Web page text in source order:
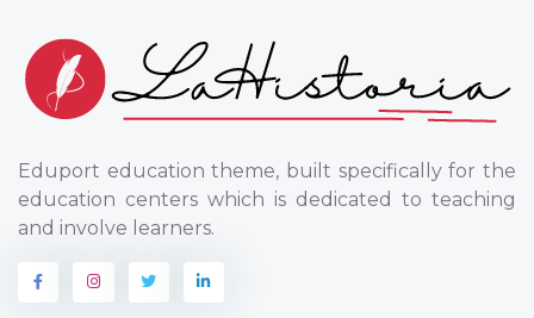
Eduport education theme, built specifically for the
education centers which is dedicated to teaching
and involve learners.